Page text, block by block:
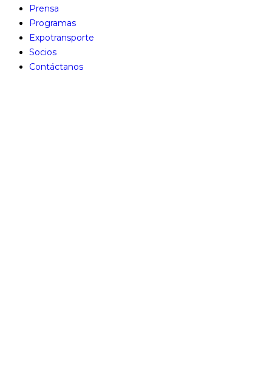
Prensa
Programas
Expotransporte
Socios
Contáctanos